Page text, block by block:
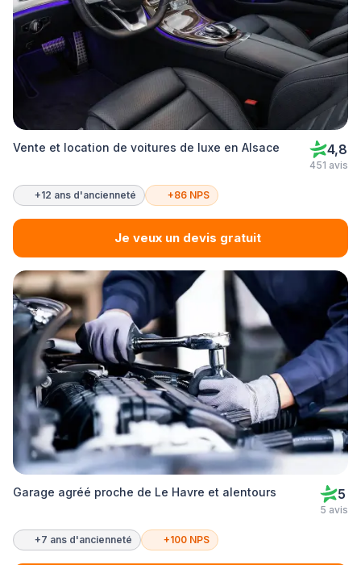
Vente et location de voitures de luxe en Alsace 4,8
451 avis
+12 ans d'ancienneté +86 NPS
Je veux un devis gratuit
Garage agréé proche de Le Havre et alentours 5
5 avis
+7 ans d'ancienneté +100 NPS